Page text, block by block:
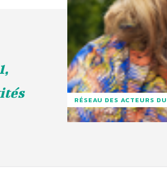
RÉSEAU DES ACTEURS